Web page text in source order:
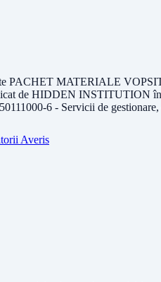
PACHET MATERIALE
de HIDDEN INSTITUTION
50111000-6 - Servicii de
Averis